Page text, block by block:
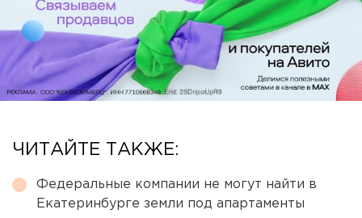
ЧИТАЙТЕ ТАКЖЕ:
Федеральные компании не могут найти в
Екатеринбурге земли под апартаменты